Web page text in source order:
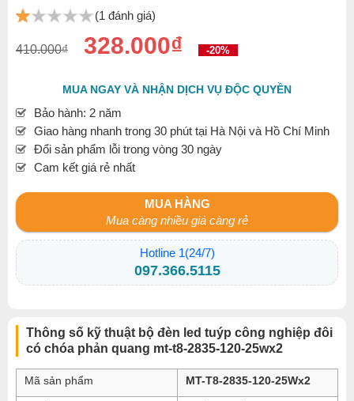
(1 đánh giá)
410.000₫ 328.000₫ -20%
MUA NGAY VÀ NHẬN DỊCH VỤ ĐỘC QUYỀN
Bảo hành: 2 năm
Giao hàng nhanh trong 30 phút tại Hà Nội và Hồ Chí Minh
Đổi sản phẩm lỗi trong vòng 30 ngày
Cam kết giá rẻ nhất
MUA HÀNG
Mua càng nhiều giá càng rẻ
Hotline 1(24/7)
097.366.5115
Thông số kỹ thuật bộ đèn led tuýp công nghiệp đôi
có chóa phản quang mt-t8-2835-120-25wx2
Mã sản phẩm MT-T8-2835-120-25Wx2